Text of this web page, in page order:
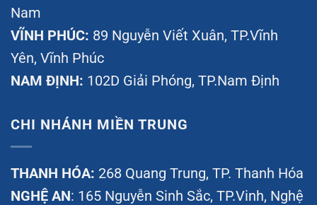
Nam
VĨNH PHÚC: 89 Nguyễn Viết Xuân, TP.Vĩnh
Yên, Vĩnh Phúc
NAM ĐỊNH: 102D Giải Phóng, TP.Nam Định
CHI NHÁNH MIỀN TRUNG
THANH HÓA: 268 Quang Trung, TP. Thanh Hóa
NGHỆ AN: 165 Nguyễn Sinh Sắc, TP.Vinh, Nghệ